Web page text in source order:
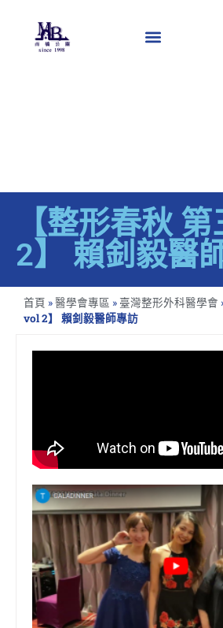
【整形春秋
2】 賴釗毅醫
首頁 »醫學會專區 » 臺灣整形外科醫學會
vol 2】 賴釗毅醫師專訪